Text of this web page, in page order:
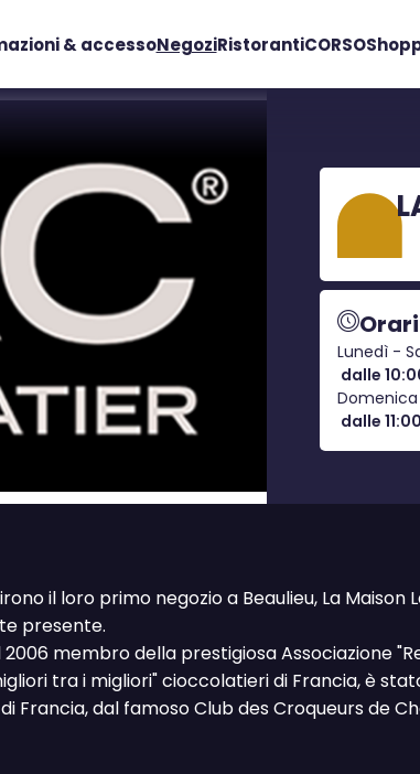
& accessoNegoziRistorantiCORSO
Orari
Lunedì -
dalle
Domenica
dalle
il loro primo negozio a Beaulieu, La
presente.
membro della prestigiosa Associazione
tra i migliori" cioccolatieri di Francia, è
Francia, dal famoso Club des Croqueurs de